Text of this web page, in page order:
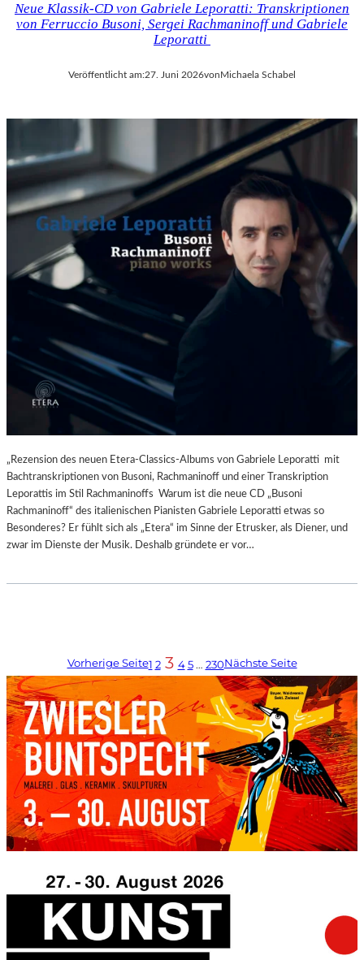
Neue Klassik-CD von Gabriele Leporatti: Transkriptionen
von Ferruccio Busoni, Sergei Rachmaninoff und Gabriele
Leporatti
Veröffentlicht am:27. Juni 2026von Michaela Schabel
„Rezension des neuen Etera-Classics-Albums von Gabriele Leporatti mit
Bachtranskriptionen von Busoni, Rachmaninoff und einer Transkription
Leporattis im Stil Rachmaninoffs Warum ist die neue CD „Busoni
Rachmaninoff“ des italienischen Pianisten Gabriele Leporatti etwas so
Besonderes? Er fühlt sich als „Etera“ im Sinne der Etrusker, als Diener, und
zwar im Dienste der Musik. Deshalb gründete er vor…
Vorherige Seite1 2 3 4 5 … 230Nächste Seite